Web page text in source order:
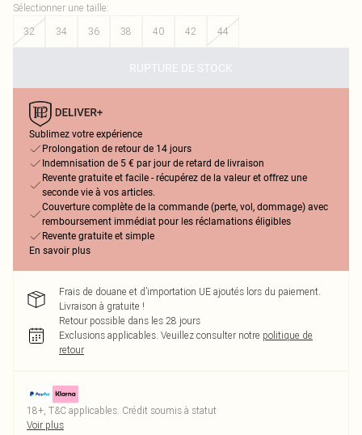
Sélectionner une taille:
32
34 36 38 40 42 44
RUPTURE DE STOCK
Sublimez votre expérience
Prolongation de retour de 14 jours
Indemnisation de 5 € par jour de retard de livraison
Revente gratuite et facile - récupérez de la valeur et offrez une
seconde vie à vos articles.
Couverture complète de la commande (perte, vol, dommage) avec
remboursement immédiat pour les réclamations éligibles
Revente gratuite et simple
En savoir plus
Frais de douane et d’importation UE ajoutés lors du paiement.
Livraison à gratuite !
Retour possible dans les 28 jours
Exclusions applicables. Veuillez consulter notre politique de
retour
18+, T&C applicables. Crédit soumis à statut
Voir plus